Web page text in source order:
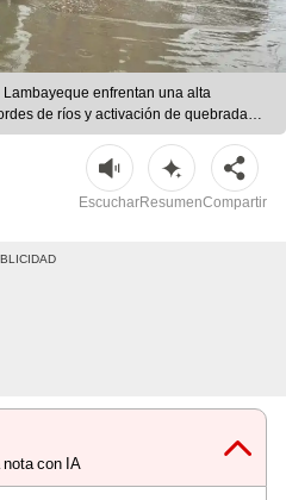
enfrentan una alta
de ríos y activación de quebradas. |
EscucharResumenCompartir
con IA